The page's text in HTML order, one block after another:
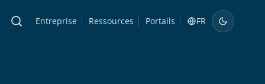
Entreprise Ressources Portails FR